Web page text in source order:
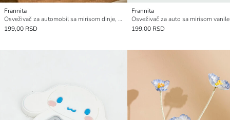
Frannita
Osveživač za automobil sa mirisom dinje, 8 ml
199,00 RSD
Frannita
Osveživač za auto sa mirisom
199,00 RSD